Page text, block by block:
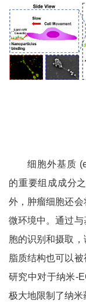
细胞外基质
的重要组成成分
外，肿瘤细胞还
微环境中。通过
胞的识别和摄取
脂质结构也可以
研究中对于纳米-
极大地限制了纳米